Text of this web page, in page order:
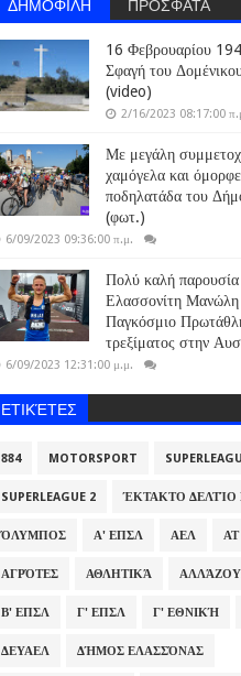
16 Φεβρουαρίου
Σφαγή του
(video)
2/16/2023 08:17:00
Με μεγάλη
χαμόγελα και
ποδηλατάδα του
(φωτ.)
6/09/2023 09:36:00 π.μ.
Πολύ καλή παρουσία
Ελασσονίτη
Παγκόσμιο
τρεξίματος στην
6/09/2023 12:31:00 μ.μ.
ΕΤΙΚΈΤΕΣ
884 MOTORSPORT
SUPERLEAGUE 2 ΈΚΤΑΚΤΟ ΔΕΛΤΊΟ
ΌΛΥΜΠΟΣ Α' ΕΠΣΛ ΑΕΛ
ΑΓΡΌΤΕΣ ΑΘΛΗΤΙΚΆ
Β' ΕΠΣΛ Γ' ΕΠΣΛ Γ' ΕΘΝΙΚΉ
ΔΕΥΑΕΛ ΔΉΜΟΣ ΕΛΑΣΣΌΝΑΣ